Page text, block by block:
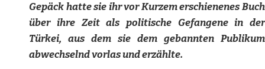
Gepäck hatte sie ihr vor Kurzem erschienenes Buch
über ihre Zeit als politische Gefangene in der
Türkei, aus dem sie dem gebannten Publikum
abwechselnd vorlas und erzählte.